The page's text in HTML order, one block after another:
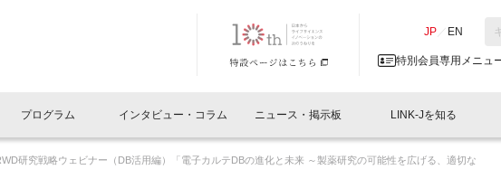
JP EN
特別会員専用メニュ
登録
プログラム インタビュー・コラム ニュース・掲示板 LINK-Jを知る
研究戦略ウェビナー（DB活用編）「電子カルテDBの進化と未来 ～製薬研究の可能性を広げる、適切な